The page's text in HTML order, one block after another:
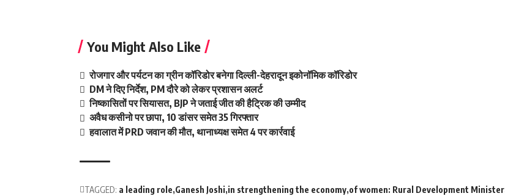
You Might Also Like
रोजगार और पर्यटन का ग्रीन कॉरिडोर बनेगा दिल्ली-देहरादून इकोनॉमिक कॉरिडोर
DM ने दिए निर्देश, PM दौरे को लेकर प्रशासन अलर्ट
निष्कासितों पर सियासत, BJP ने जताई जीत की हैट्रिक की उम्मीद
अवैध कसीनो पर छापा, 10 डांसर समेत 35 गिरफ्तार
हवालात में PRD जवान की मौत, थानाध्यक्ष समेत 4 पर कार्रवाई
TAGGED: a leading role Ganesh Joshi in strengthening the economy of women: Rural Development Minister